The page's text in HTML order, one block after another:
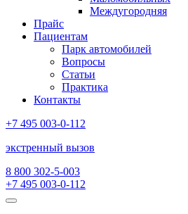
Междугородняя
Прайс
Пациентам
Парк автомобилей
Вопросы
Статьи
Практика
Контакты
+7 495 003-0-112
экстренный вызов
8 800 302-5-003
+7 495 003-0-112